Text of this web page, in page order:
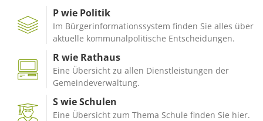
P wie Politik
Im Bürgerinformationssystem finden Sie alles über
aktuelle kommunalpolitische Entscheidungen.
R wie Rathaus
Eine Übersicht zu allen Dienstleistungen der
Gemeindeverwaltung.
S wie Schulen
Eine Übersicht zum Thema Schule finden Sie hier.